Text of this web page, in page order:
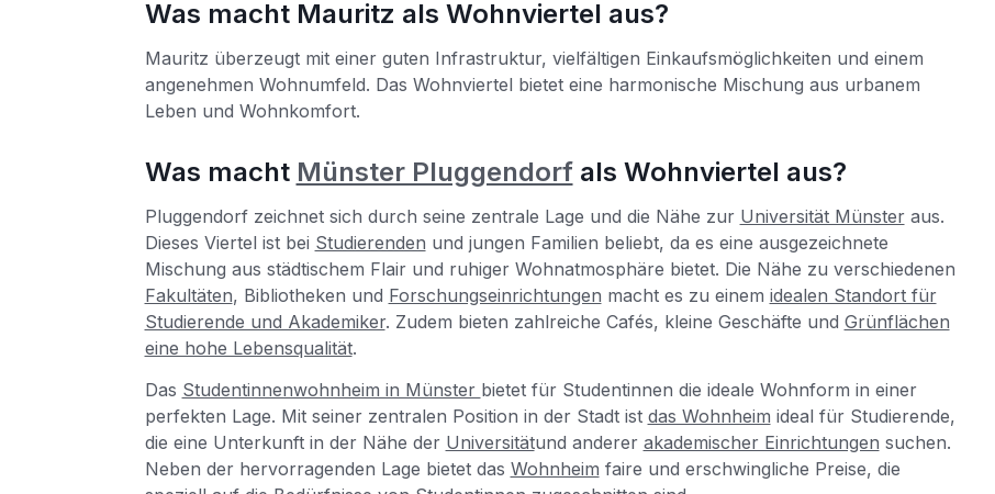
Was macht Mauritz als Wohnviertel aus?
Mauritz überzeugt mit einer guten Infrastruktur, vielfältigen Einkaufsmöglichkeiten und einem
angenehmen Wohnumfeld. Das Wohnviertel bietet eine harmonische Mischung aus urbanem
Leben und Wohnkomfort.
Was macht Münster Pluggendorfals Wohnviertel aus?
Pluggendorf zeichnet sich durch seine zentrale Lage und die Nähe zur Universität Münsteraus.
Dieses Viertel ist bei Studierenden und jungen Familien beliebt, da es eine ausgezeichnete
Mischung aus städtischem Flair und ruhiger Wohnatmosphäre bietet. Die Nähe zu verschiedenen
Fakultäten, Bibliotheken und Forschungseinrichtungen macht es zu einem idealen Standort für
Studierende und Akademiker. Zudem bieten zahlreiche Cafés, kleine Geschäfte und Grünflächen
eine hohe Lebensqualität.
Das Studentinnenwohnheim in Münster bietet für Studentinnen die ideale Wohnform in einer
perfekten Lage. Mit seiner zentralen Position in der Stadt ist das Wohnheim ideal für Studierende,
die eine Unterkunft in der Nähe der Universitätund anderer akademischer Einrichtungen suchen.
Neben der hervorragenden Lage bietet das Wohnheim faire und erschwingliche Preise, die